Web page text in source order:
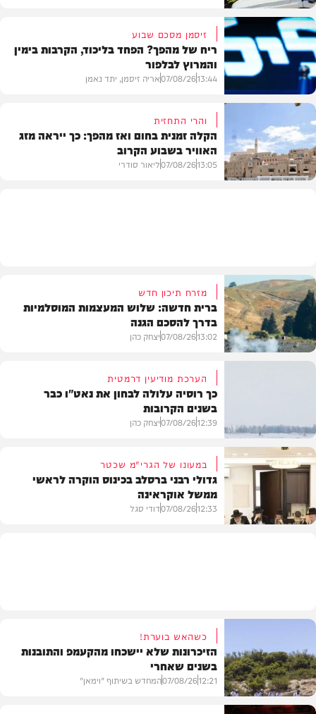
בארץ
פוליטי
זיסמן מסכם שבוע
ריח של מהפך? הפחד בליכוד, הקרבות בימין
והמרוץ לבלפור
13:44
07/08/26אריה זיסמן, יתד נאמן
והרי התחזית
הקלה זמנית בחום ואז מהפך: כך ייראה מזג
האוויר בשבוע הקרוב
13:05
07/08/26ליאור סודרי
מזרח תיכון חדש
ברית חדשה: שלוש המעצמות המוסלמיות
בדרך להסכם הגנה
13:02
07/08/26יצחק כהן
הערכת מודיעין דרמטית
כך רוסיה עלולה לבחון את נאט"ו כבר
בשנים הקרובות
12:39
07/08/26יצחק כהן
במעונו של הגרי"מ שכטר
גדולי רבני ברסלב בכינוס הוקרה לראשי
ממשל אוקראינה
12:33
07/08/26דודי סגל
כשהאש בוערת!
הזיכרונות שלא יישכחו מהקעמפ והתובנות
בשנים שאחרי
12:21
07/08/26המחדש בשיתוף "וימאן"